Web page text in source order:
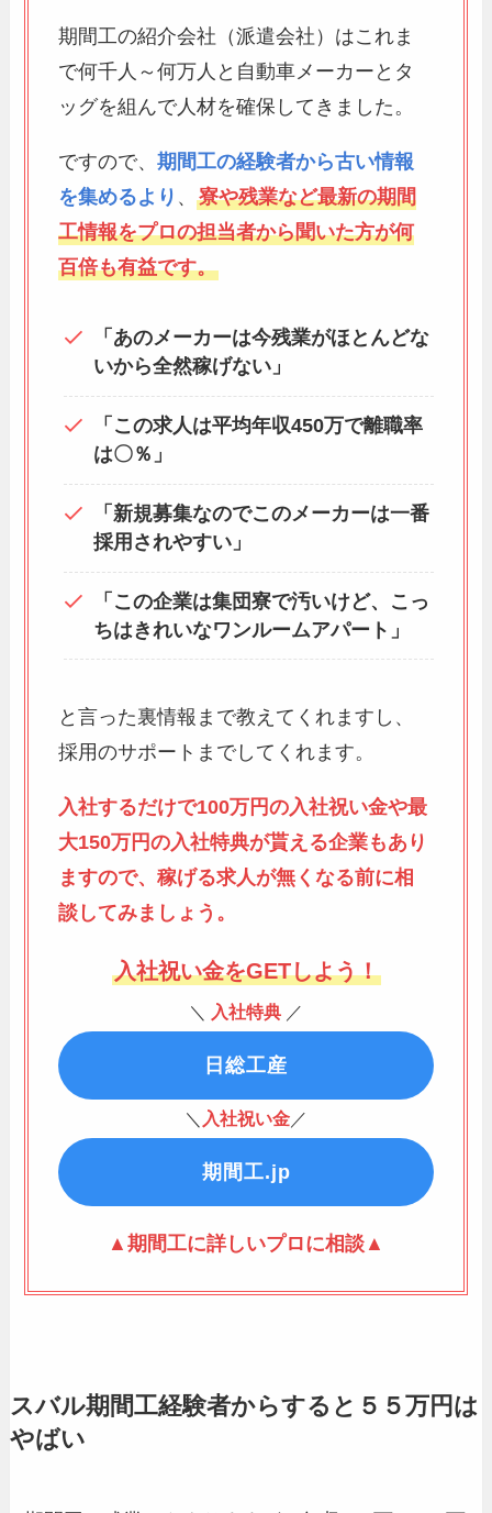
期間工の紹介会社（派遣会社）はこれま
で何千人～何万人と自動車メーカーとタ
ッグを組んで人材を確保してきました。
ですので、期間工の経験者から古い情報
を集めるより 、寮や残業など最新の期間
工情報をプロの担当者から聞いた方が何
百倍も有益です。
「あのメーカーは今残業がほとんどな
いから全然稼げない」
「この求人は平均年収450万で離職率
は〇％」
「新規募集なのでこのメーカーは一番
採用されやすい」
「この企業は集団寮で汚いけど、こっ
ちはきれいなワンルームアパート」
と言った裏情報まで教えてくれますし、
採用のサポートまでしてくれます。
入社するだけで100万円の入社祝い金や最
大150万円の入社特典が貰える企業もあり
ますので、稼げる求人が無くなる前に相
談してみましょう。
入社祝い金をGETしよう！
＼ 入社特典 ／
日総工産
＼ 入社祝い金 ／
期間工.jp
▲期間工に詳しいプロに相談▲
スバル期間工経験者からすると５５万円は
やばい